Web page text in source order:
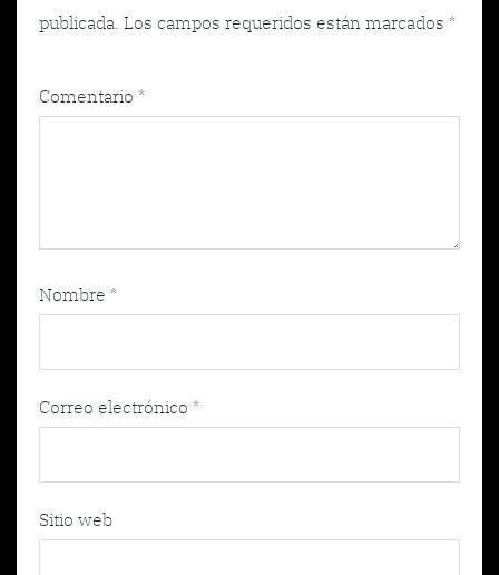
publicada. Los campos requeridos están marcados *
Comentario *
Nombre *
Correo electrónico *
Sitio web